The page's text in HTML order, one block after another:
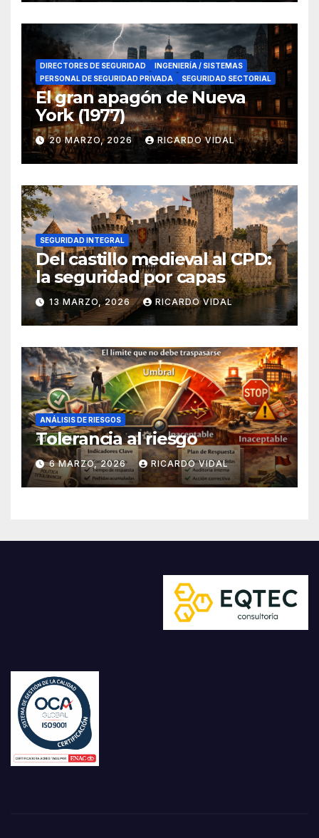
DIRECTORES DE SEGURIDAD
INGENIERÍA / SISTEMAS
PERSONAL DE SEGURIDAD PRIVADA
SEGURIDAD SECTORIAL
El gran apagón de Nueva
York (1977)
20 MARZO, 2026 RICARDO VIDAL
SEGURIDAD INTEGRAL
Del castillo medieval al CPD:
la seguridad por capas
13 MARZO, 2026 RICARDO VIDAL
ANÁLISIS DE RIESGOS
Tolerancia al riesgo
6 MARZO, 2026 RICARDO VIDAL